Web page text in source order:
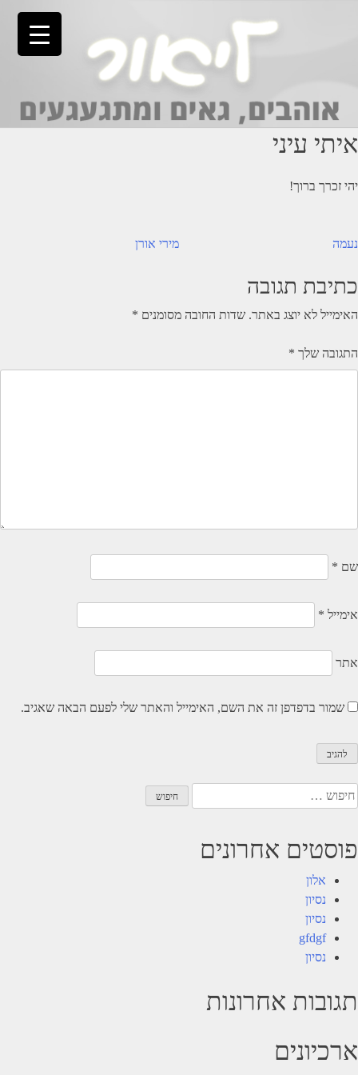
איתי עיני
יהי זכרך ברוך!
ניווט מירי אורן נעמה
כתיבת תגובה
האימייל לא יוצג באתר. שדות החובה מסומנים *
התגובה שלך *
שם *
אימייל *
אתר
שמור בדפדפן זה את השם, האימייל והאתר שלי לפעם הבאה שאגיב.
חיפוש:
פוסטים אחרונים
אלון
נסיון
נסיון
gfdgf
נסיון
תגובות אחרונות
ארכיונים